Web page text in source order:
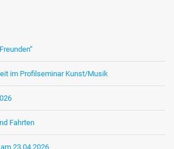
im Profilseminar Kunst/Musik
Fahrten
am 23.04.2026